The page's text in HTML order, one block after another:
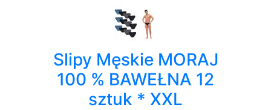
Slipy Męskie MORAJ
100 % BAWEŁNA 12
sztuk * XXL